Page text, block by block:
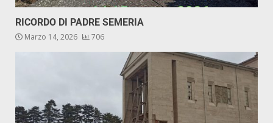
RICORDO DI PADRE SEMERIA
Marzo 14, 2026 706